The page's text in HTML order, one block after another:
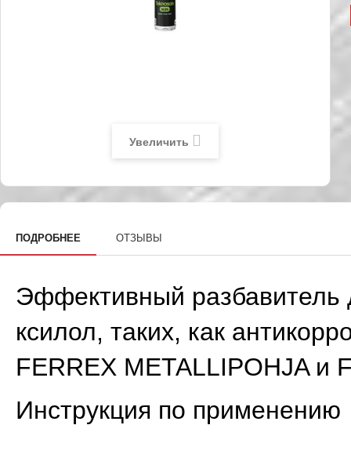
Увеличить
ПОДРОБНЕЕ ОТЗЫВЫ
Эффективный разбавитель
ксилол, таких, как
FERREX METALLIPOHJA и
Инструкция по применению